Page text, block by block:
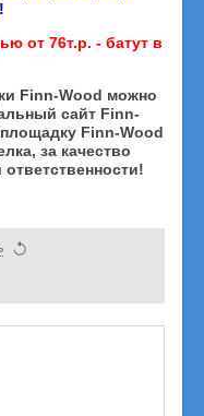
от 76т.р. - батут в
Finn-Wood можно
сайт Finn-
Finn-Wood
за качество